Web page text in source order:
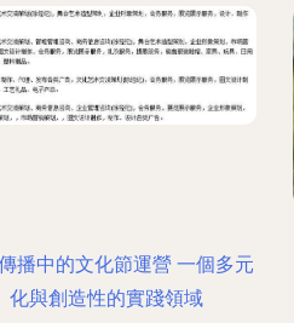
播中的文化節運營 一個多元
化與創造性的實踐領域